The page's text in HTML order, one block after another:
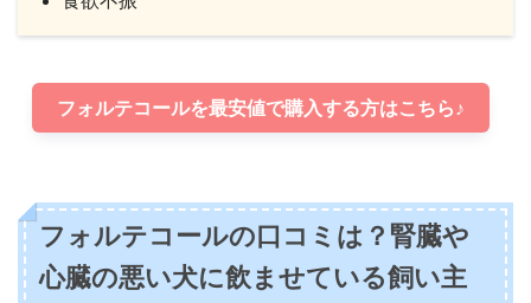
フォルテコールを最安値で購入する方はこちら♪
フォルテコールの口コミは？腎臓や
心臓の悪い犬に飲ませている飼い主